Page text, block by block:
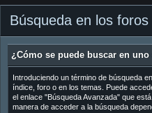
Búsqueda en los foros
¿Cómo se puede buscar en
Introduciendo un término de búsqueda
índice, foro o en los temas. Puede
el enlace "Búsqueda Avanzada" que
manera de acceder a la búsqueda